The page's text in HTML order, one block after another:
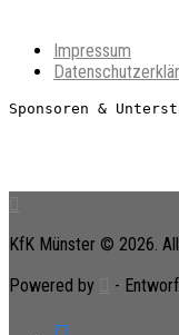
Impressum
Sponsoren &
KfK Münster © 2026.
Powered by
-